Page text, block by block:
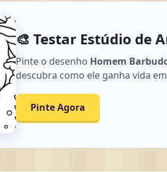
🎨 Testar Estúdio de
Pinte o desenho Homem
descubra como ele ganha vida
Pinte Agora